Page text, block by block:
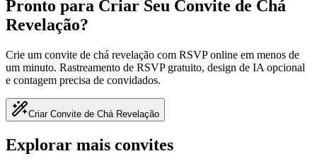
Pronto para Criar Seu Convite de Chá
Revelação?
Crie um convite de chá revelação com RSVP online em menos de
um minuto. Rastreamento de RSVP gratuito, design de IA opcional
e contagem precisa de convidados.
Criar Convite de Chá Revelação
Explorar mais convites